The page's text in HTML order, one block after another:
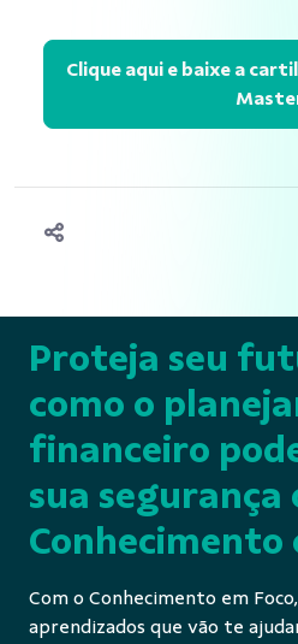
Clique aqui e baixe a
Proteja seu
como o
financeiro
sua segurança
Conhecimento
Com o Conhecimento em
aprendizados que vão te